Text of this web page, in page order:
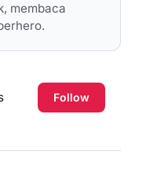
membaca
Follow